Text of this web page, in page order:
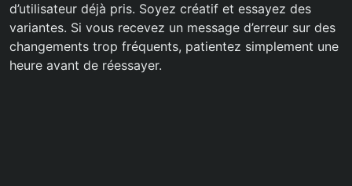
d’utilisateur déjà pris. Soyez créatif et essayez des
variantes. Si vous recevez un message d’erreur sur des
changements trop fréquents, patientez simplement une
heure avant de réessayer.